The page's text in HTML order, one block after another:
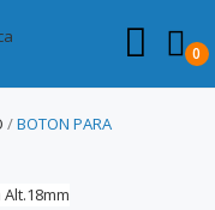
0
BOTON PARA